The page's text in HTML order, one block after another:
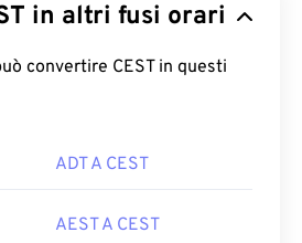
in altri fusi orari
convertire CEST in questi
ADT A CEST
AEST A CEST